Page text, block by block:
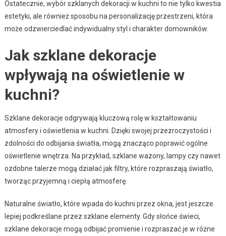
Ostatecznie, wybór szklanych dekoracji w kuchni to nie tylko kwestia
estetyki, ale również sposobu na personalizację przestrzeni, która
może odzwierciedlać indywidualny styl i charakter domowników.
Jak szklane dekoracje
wpływają na oświetlenie w
kuchni?
Szklane dekoracje odgrywają kluczową rolę w kształtowaniu
atmosfery i oświetlenia w kuchni. Dzięki swojej przezroczystości i
zdolności do odbijania światła, mogą znacząco poprawić ogólne
oświetlenie wnętrza. Na przykład, szklane wazony, lampy czy nawet
ozdobne talerze mogą działać jak filtry, które rozpraszają światło,
tworząc przyjemną i ciepłą atmosferę.
Naturalne światło, które wpada do kuchni przez okna, jest jeszcze
lepiej podkreślane przez szklane elementy. Gdy słońce świeci,
szklane dekoracje mogą odbijać promienie i rozpraszać je w różne